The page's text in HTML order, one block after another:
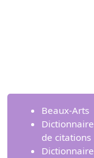
Beaux-Arts
Dictionnaire
de citations
Dictionnaire